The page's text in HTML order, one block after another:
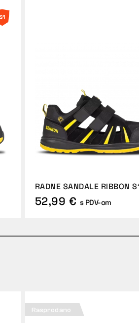
RADNE SANDALE RIBBON
52,99 € s PDV-om
Rasprodano